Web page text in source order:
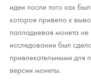
идеи после того как
которое привело к
палладиевая монета
исследовании был
привлекательными для
версии монеты.